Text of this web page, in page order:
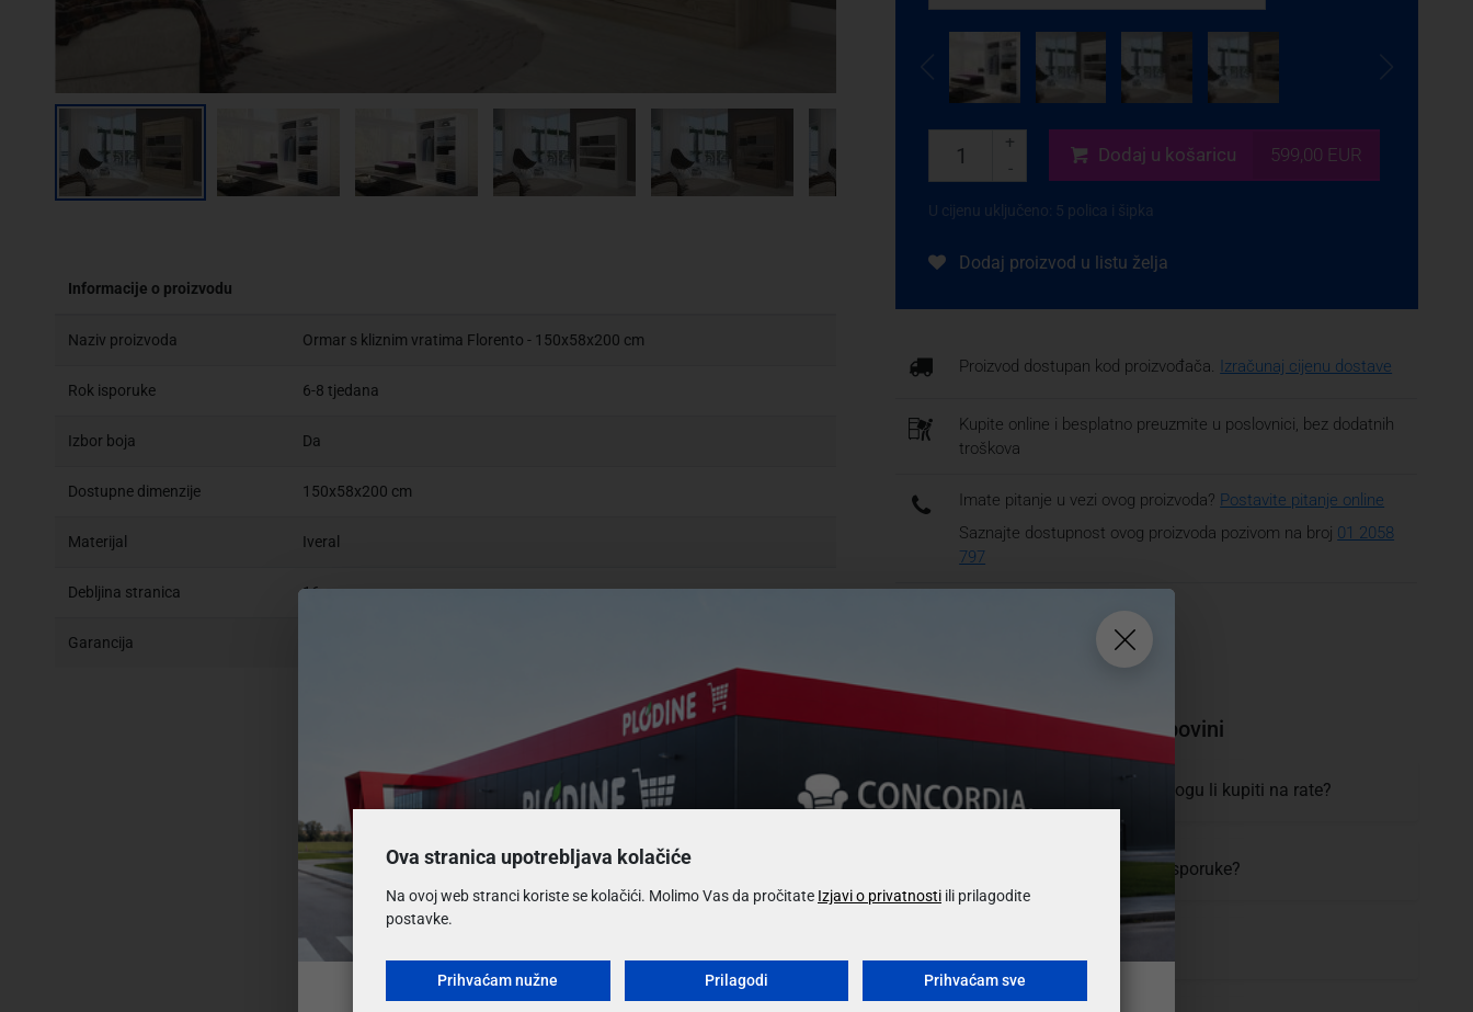
Informacije o proizvodu
Naziv proizvoda Ormar s kliznim vratima Florento - 150x58x200 cm
Rok isporuke 6-8 tjedana
Izbor boja Da
Dostupne dimenzije 150x58x200 cm
Materijal Iveral
Debljina stranica 16 mm
Garancija
+
-
Dodaj u košaricu 599,00 EUR
U cijenu uključeno: 5 polica i šipka
Dodaj proizvod u listu želja
Proizvod dostupan kod proizvođača. Izračunaj cijenu dostave
Kupite online i besplatno preuzmite u poslovnici, bez dodatnih
troškova
Imate pitanje u vezi ovog proizvoda? Postavite pitanje online
Saznajte dostupnost ovog proizvoda pozivom na broj 01 2058
797
01 2058 797
Česta pitanja i pomoć pri kupovini
Koje su mogućnosti plaćanja i mogu li kupiti na rate?
Koliko moram čekati, koji je rok isporuke?
Ova stranica upotrebljava kolačiće
Na ovoj web stranci koriste se kolačići. Molimo Vas da pročitate Izjavi o privatnosti ili prilagodite
postavke.
Prihvaćam nužne Prilagodi Prihvaćam sve